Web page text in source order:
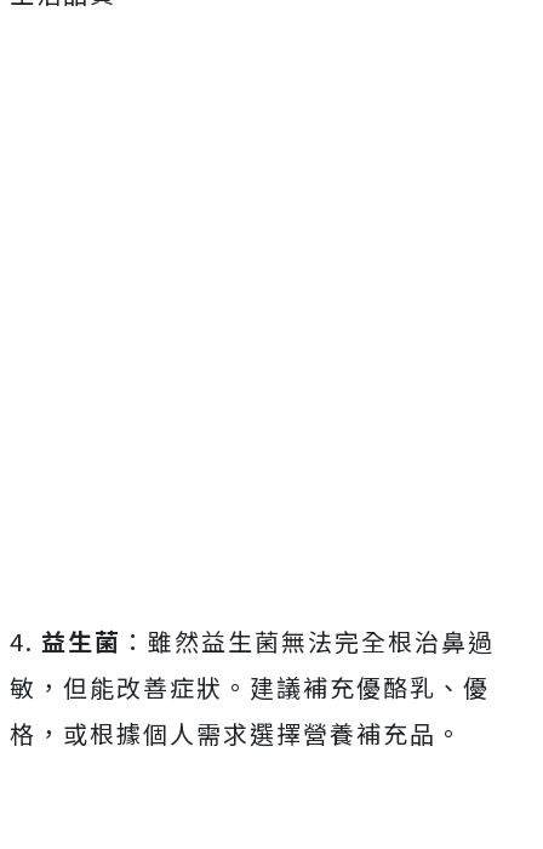
4. 益生菌 ：雖然益生菌無法完全根治鼻過
敏，但能改善症狀。建議補充優酪乳、優
格，或根據個人需求選擇營養補充品。